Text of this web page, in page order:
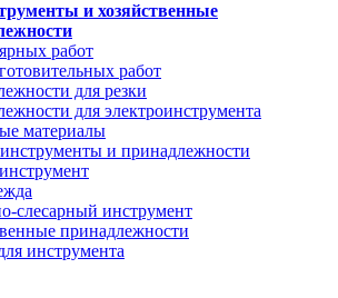
и хозяйственные
работ
работ
для резки
для электроинструмента
материалы
и принадлежности
слесарный инструмент
принадлежности
инструмента